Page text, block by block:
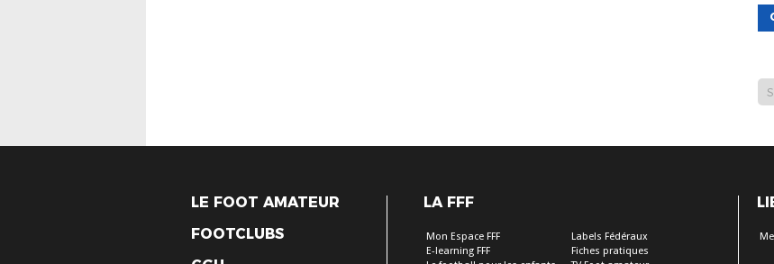
LE FOOT AMATEUR
FOOTCLUBS
LA FFF
Mon Espace FFF
E-learning FFF
Labels Fédéraux
Fiches pratiques